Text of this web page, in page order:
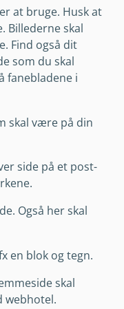
at bruge. Husk at
Billederne skal
Find også dit
som du skal
fanebladene i
skal være på din
side på et post-
Også her skal
en blok og tegn.
skal
webhotel.